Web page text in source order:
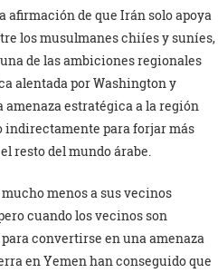
afirmación de que Irán solo apoya
los musulmanes chiíes y suníes,
de las ambiciones regionales
alentada por Washington y
amenaza estratégica a la región
indirectamente para forjar más
resto del mundo árabe.
menos a sus vecinos
cuando los vecinos son
convertirse en una amenaza
en Yemen han conseguido que